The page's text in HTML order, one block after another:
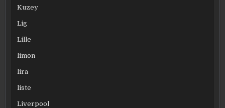
Kuzey
Lig
Lille
limon
lira
liste
Liverpool